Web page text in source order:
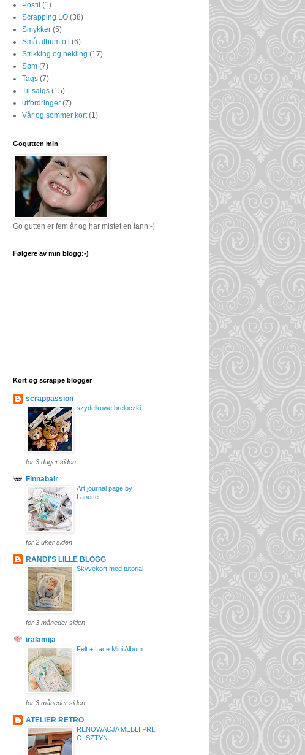
Postit (1)
Scrapping LO (38)
Smykker (5)
Små album o.l (6)
Strikking og hekling (17)
Søm (7)
Tags (7)
Til salgs (15)
utfordringer (7)
Vår og sommer kort (1)
Gogutten min
Go gutten er fem år og har mistet en tann:-)
Følgere av min blogg:-)
Kort og scrappe blogger
scrappassion
szydełkowe breloczki
for 3 dager siden
Finnabair
Art journal page by
Lanette
for 2 uker siden
RANDI'S LILLE BLOGG
Skyvekort med tutorial
for 3 måneder siden
iralamija
Felt + Lace Mini Album
for 3 måneder siden
ATELIER RETRO
RENOWACJA MEBLI PRL
OLSZTYN